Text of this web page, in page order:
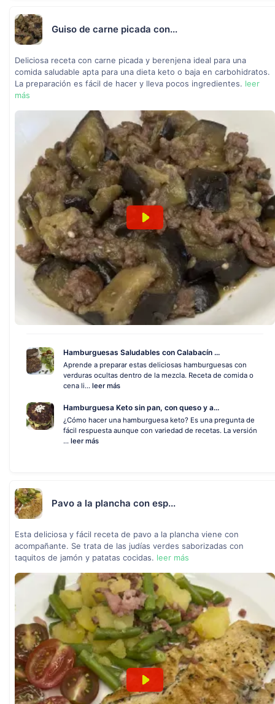
Guiso de carne picada con...
Deliciosa receta con carne picada y berenjena ideal para una
comida saludable apta para una dieta keto o baja en carbohidratos.
La preparación es fácil de hacer y lleva pocos ingredientes. leer
más
Hamburguesas Saludables con Calabacín ...
Aprende a preparar estas deliciosas hamburguesas con
verduras ocultas dentro de la mezcla. Receta de comida o
cena li... leer más
Hamburguesa Keto sin pan, con queso y a...
¿Cómo hacer una hamburguesa keto? Es una pregunta de
fácil respuesta aunque con variedad de recetas. La versión
... leer más
Pavo a la plancha con esp...
Esta deliciosa y fácil receta de pavo a la plancha viene con
acompañante. Se trata de las judías verdes saborizadas con
taquitos de jamón y patatas cocidas. leer más